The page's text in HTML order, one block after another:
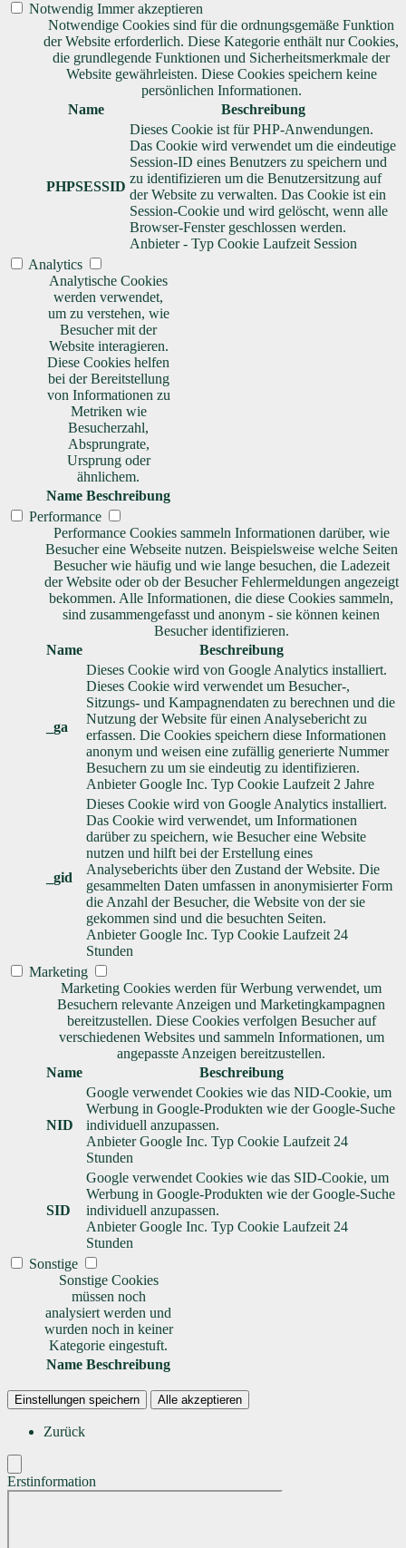
Notwendig Immer akzeptieren
Notwendige Cookies sind für die ordnungsgemäße Funktion
der Website erforderlich. Diese Kategorie enthält nur Cookies,
die grundlegende Funktionen und Sicherheitsmerkmale der
Website gewährleisten. Diese Cookies speichern keine
persönlichen Informationen.
Name
Beschreibung
PHPSESSID
Dieses Cookie ist für PHP-Anwendungen.
Das Cookie wird verwendet um die eindeutige
Session-ID eines Benutzers zu speichern und
zu identifizieren um die Benutzersitzung auf
der Website zu verwalten. Das Cookie ist ein
Session-Cookie und wird gelöscht, wenn alle
Browser-Fenster geschlossen werden.
Anbieter - Typ Cookie Laufzeit Session
Analytics
Analytische Cookies
werden verwendet,
um zu verstehen, wie
Besucher mit der
Website interagieren.
Diese Cookies helfen
bei der Bereitstellung
von Informationen zu
Metriken wie
Besucherzahl,
Absprungrate,
Ursprung oder
ähnlichem.
Name Beschreibung
Performance
Performance Cookies sammeln Informationen darüber, wie
Besucher eine Webseite nutzen. Beispielsweise welche Seiten
Besucher wie häufig und wie lange besuchen, die Ladezeit
der Website oder ob der Besucher Fehlermeldungen angezeigt
bekommen. Alle Informationen, die diese Cookies sammeln,
sind zusammengefasst und anonym - sie können keinen
Besucher identifizieren.
Name
Beschreibung
_ga
Dieses Cookie wird von Google Analytics installiert.
Dieses Cookie wird verwendet um Besucher-,
Sitzungs- und Kampagnendaten zu berechnen und die
Nutzung der Website für einen Analysebericht zu
erfassen. Die Cookies speichern diese Informationen
anonym und weisen eine zufällig generierte Nummer
Besuchern zu um sie eindeutig zu identifizieren.
Anbieter Google Inc. Typ Cookie Laufzeit 2 Jahre
_gid
Dieses Cookie wird von Google Analytics installiert.
Das Cookie wird verwendet, um Informationen
darüber zu speichern, wie Besucher eine Website
nutzen und hilft bei der Erstellung eines
Analyseberichts über den Zustand der Website. Die
gesammelten Daten umfassen in anonymisierter Form
die Anzahl der Besucher, die Website von der sie
gekommen sind und die besuchten Seiten.
Anbieter Google Inc. Typ Cookie Laufzeit 24
Stunden
Marketing
Marketing Cookies werden für Werbung verwendet, um
Besuchern relevante Anzeigen und Marketingkampagnen
bereitzustellen. Diese Cookies verfolgen Besucher auf
verschiedenen Websites und sammeln Informationen, um
angepasste Anzeigen bereitzustellen.
Name
Beschreibung
NID
Google verwendet Cookies wie das NID-Cookie, um
Werbung in Google-Produkten wie der Google-Suche
individuell anzupassen.
Anbieter Google Inc. Typ Cookie Laufzeit 24
Stunden
SID
Google verwendet Cookies wie das SID-Cookie, um
Werbung in Google-Produkten wie der Google-Suche
individuell anzupassen.
Anbieter Google Inc. Typ Cookie Laufzeit 24
Stunden
Sonstige
Sonstige Cookies
müssen noch
analysiert werden und
wurden noch in keiner
Kategorie eingestuft.
Name Beschreibung
Einstellungen speichern Alle akzeptieren
Zurück
Erstinformation